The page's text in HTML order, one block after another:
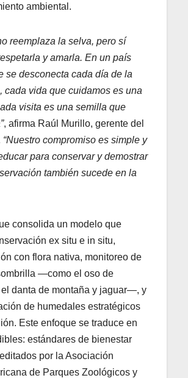
ambiental.
reemplaza la selva, pero sí
y amarla. En un país
se desconecta cada día de la
cada vida que cuidamos es una
visita es una semilla que
, afirma Raúl Murillo, gerente del
“Nuestro compromiso es simple y
para conservar y demostrar
también sucede en la
consolida un modelo que
ex situ e in situ,
con flora nativa, monitoreo de
—como el oso de
danta de montaña y jaguar—, y
de humedales estratégicos
Este enfoque se traduce en
estándares de bienestar
por la Asociación
de Parques Zoológicos y